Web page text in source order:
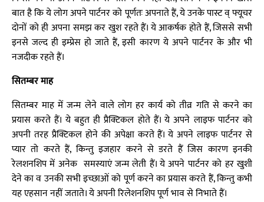
बात है कि ये लोग अपने पार्टनर को पूर्णतः अपनाते हैं, ये उनके पास्ट व् फ्यूचर
दोनों को ही अपना समझ कर खुश रहते हैं। ये आकर्षक होते हैं, जिससे सभी
इनसे जल्द ही इम्प्रेस हो जाते हैं, इसी कारण ये अपने पार्टनर के और भी
नजदीक रहते हैं।
सितम्बर माह
सितम्बर माह में जन्म लेने वाले लोग हर कार्य को तीव्र गति से करने का
प्रयास करते हैं। ये बहुत ही प्रैक्टिकल होते हैं। ये अपने लाइफ पार्टनर को
अपनी तरह प्रैक्टिकल होने की अपेक्षा करते हैं। ये अपने लाइफ पार्टनर से
प्यार तो करते हैं, किन्तु इजहार करने से डरते हैं जिस कारण इनकी
रेलशनशिप में अनेक समस्याएं जन्म लेती हैं। ये अपने पार्टनर को हर खुशी
देने का व उनकी सभी इच्छाओं को पूर्ण करने का प्रयास करते हैं, किन्तु कभी
यह एहसान नहीं जताते। ये अपनी रिलेशनशिप पूर्ण भाव से निभाते हैं।